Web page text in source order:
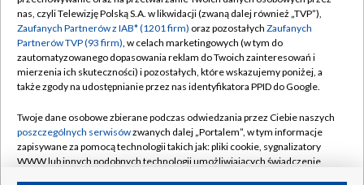
Emisja w TVP
Centrum informacji TVP
Naziemna Telewizja Cyfrowa
Rada Programowa
System NOS
Informacje o nadawcy
Regulamin TVP
Polityka prywatności
Moje zgody
Pomoc
Kontakt
nas, czyli Telewizję Polską S.A. w likwidacji (zwaną dalej również „TVP”),
Zaufanych Partnerów z IAB* (1201 firm) oraz pozostałych Zaufanych
Partnerów TVP (93 firm), w celach marketingowych (w tym do
zautomatyzowanego dopasowania reklam do Twoich zainteresowań i
mierzenia ich skuteczności) i pozostałych, które wskazujemy poniżej, a
także zgody na udostępnianie przez nas identyfikatora PPID do Google.
Twoje dane osobowe zbierane podczas odwiedzania przez Ciebie naszych
poszczególnych serwisówzwanych dalej „Portalem”, w tym informacje
zapisywane za pomocą technologii takich jak: pliki cookie, sygnalizatory
WWW lub innych podobnych technologii umożliwiających świadczenie